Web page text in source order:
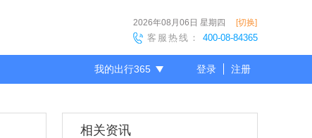
2026年08月06日 星期四 [切换]
客服热线： 400-08-84365
我的出行365 登录 注册
相关资讯